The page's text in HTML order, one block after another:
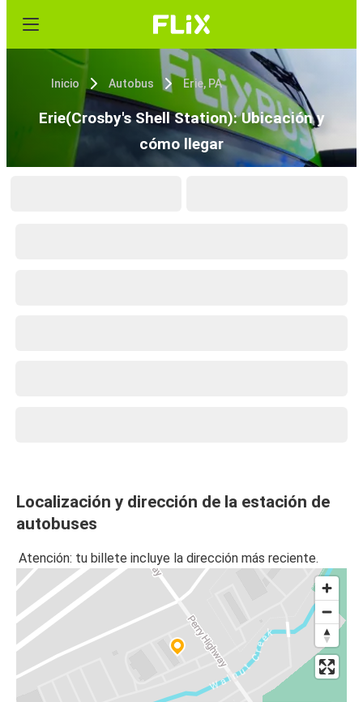
Inicio Autobus Erie, PA
Erie(Crosby's Shell Station): Ubicación y
cómo llegar
Localización y dirección de la estación de
autobuses
Atención: tu billete incluye la dirección más reciente.